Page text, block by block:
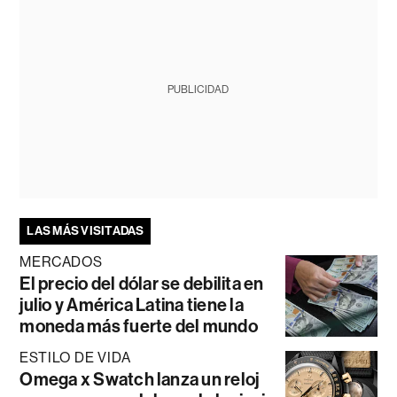
PUBLICIDAD
LAS MÁS VISITADAS
MERCADOS
El precio del dólar se debilita en
julio y América Latina tiene la
moneda más fuerte del mundo
ESTILO DE VIDA
Omega x Swatch lanza un reloj